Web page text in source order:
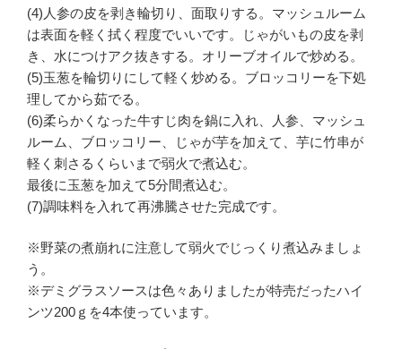
(4)人参の皮を剥き輪切り、面取りする。マッシュルーム
は表面を軽く拭く程度でいいです。じゃがいもの皮を剥
き、水につけアク抜きする。オリーブオイルで炒める。
(5)玉葱を輪切りにして軽く炒める。ブロッコリーを下処
理してから茹でる。
(6)柔らかくなった牛すじ肉を鍋に入れ、人参、マッシュ
ルーム、ブロッコリー、じゃが芋を加えて、芋に竹串が
軽く刺さるくらいまで弱火で煮込む。
最後に玉葱を加えて5分間煮込む。
(7)調味料を入れて再沸騰させた完成です。
※野菜の煮崩れに注意して弱火でじっくり煮込みましょ
う。
※デミグラスソースは色々ありましたが特売だったハイ
ンツ200ｇを4本使っています。